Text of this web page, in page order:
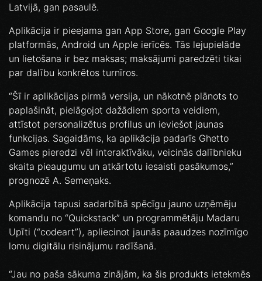
Latvijā, gan pasaulē.
Aplikācija ir pieejama gan App Store, gan Google Play
platformās, Android un Apple ierīcēs. Tās lejupielāde
un lietošana ir bez maksas; maksājumi paredzēti tikai
par dalību konkrētos turnīros.
“Šī ir aplikācijas pirmā versija, un nākotnē plānots to
paplašināt, pielāgojot dažādiem sporta veidiem,
attīstot personalizētus profilus un ieviešot jaunas
funkcijas. Sagaidāms, ka aplikācija padarīs Ghetto
Games pieredzi vēl interaktīvāku, veicinās dalībnieku
skaita pieaugumu un atkārtotu iesaisti pasākumos,”
prognozē A. Semeņaks.
Aplikācija tapusi sadarbībā spēcīgu jauno uzņēmēju
komandu no “Quickstack” un programmētāju Madaru
Upīti (“codeart”), apliecinot jaunās paaudzes nozīmīgo
lomu digitālu risinājumu radīšanā.
“Jau no paša sākuma zinājām, ka šis produkts ietekmēs